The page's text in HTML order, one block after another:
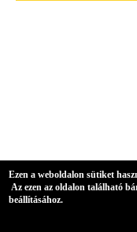
Ezen a weboldalon sütiket
Az ezen az oldalon található
beállításához.